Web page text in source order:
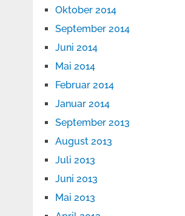
Oktober 2014
September 2014
Juni 2014
Mai 2014
Februar 2014
Januar 2014
September 2013
August 2013
Juli 2013
Juni 2013
Mai 2013